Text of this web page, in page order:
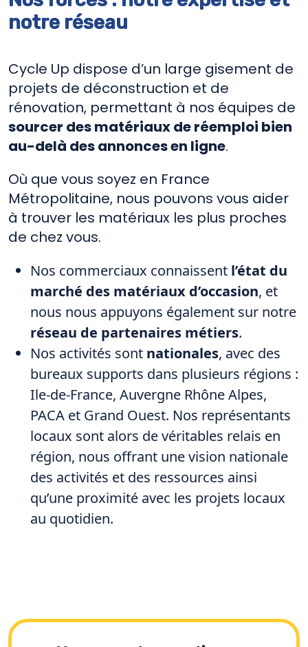
notre réseau
Cycle Up dispose d’un large gisement de
projets de déconstruction et de
rénovation, permettant à nos équipes de
sourcer des matériaux de réemploi bien
au-delà des annonces en ligne.
Où que vous soyez en France
Métropolitaine, nous pouvons vous aider
à trouver les matériaux les plus proches
de chez vous.
Nos commerciaux connaissent l’état du
marché des matériaux d’occasion, et
nous nous appuyons également sur notre
réseau de partenaires métiers.
Nos activités sont nationales, avec des
bureaux supports dans plusieurs régions :
Ile-de-France, Auvergne Rhône Alpes,
PACA et Grand Ouest. Nos représentants
locaux sont alors de véritables relais en
région, nous offrant une vision nationale
des activités et des ressources ainsi
qu’une proximité avec les projets locaux
au quotidien.